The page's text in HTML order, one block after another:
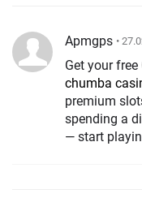
Apmgps •
Get your
chumba
premium
spending a
— start